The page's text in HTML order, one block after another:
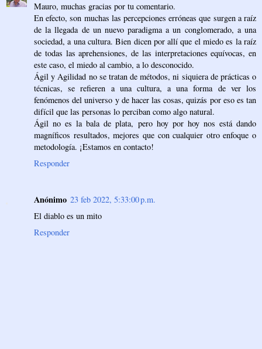
Mauro, muchas gracias por tu comentario.
En efecto, son muchas las percepciones erróneas que surgen a raíz
de la llegada de un nuevo paradigma a un conglomerado, a una
sociedad, a una cultura. Bien dicen por allí que el miedo es la raíz
de todas las aprehensiones, de las interpretaciones equívocas, en
este caso, el miedo al cambio, a lo desconocido.
Ágil y Agilidad no se tratan de métodos, ni siquiera de prácticas o
técnicas, se refieren a una cultura, a una forma de ver los
fenómenos del universo y de hacer las cosas, quizás por eso es tan
difícil que las personas lo perciban como algo natural.
Ágil no es la bala de plata, pero hoy por hoy nos está dando
magníficos resultados, mejores que con cualquier otro enfoque o
metodología. ¡Estamos en contacto!
Responder
Anónimo 23 feb 2022, 5:33:00 p.m.
El diablo es un mito
Responder